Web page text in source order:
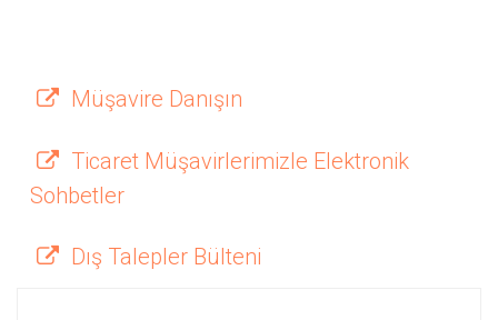
Müşavire Danışın
Ticaret Müşavirlerimizle Elektronik
Sohbetler
Dış Talepler Bülteni